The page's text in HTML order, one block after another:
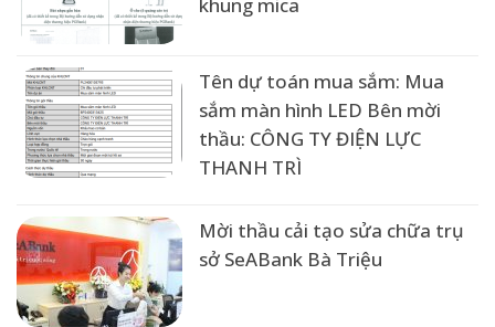
Tên dự toán mua sắm: Mua
sắm màn hình LED Bên mời
thầu: CÔNG TY ĐIỆN LỰC
THANH TRÌ
Mời thầu cải tạo sửa chữa trụ
sở SeABank Bà Triệu